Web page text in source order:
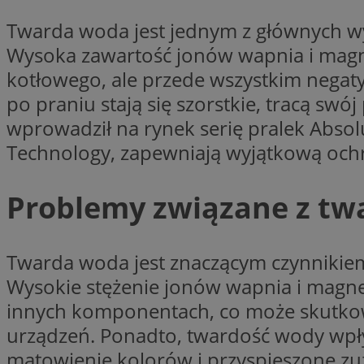
Twarda woda jest jednym z głównych
Wysoka zawartość jonów wapnia i
kotłowego, ale przede wszystkim
po praniu stają się szorstkie, tracą
wprowadził na rynek serię pralek
Technology, zapewniają wyjątkową
Problemy związane z
Twarda woda jest znaczącym
Wysokie stężenie jonów wapnia i
innych komponentach, co może
urządzeń. Ponadto, twardość wody
Nazwa
_clck
FCCDCF
__eoi
_clsk
_ga_NBM6HFESG6
OAID
Nazwa
__gads
MUID
ANONCHK
test_cookie